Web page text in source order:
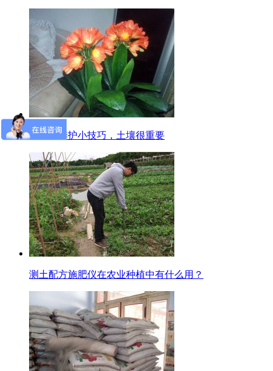
君子兰养护小技巧，土壤很重要
测土配方施肥仪在农业种植中有什么用？